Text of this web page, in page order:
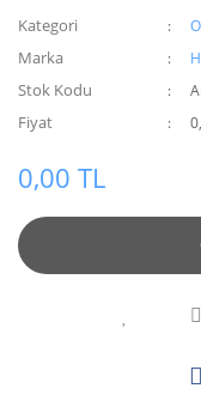
Kategori
Marka
Stok Kodu
Fiyat
0,00 TL